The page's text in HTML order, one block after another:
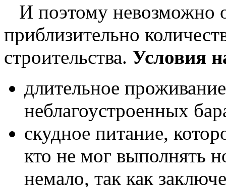
И поэтому невозможно
приблизительно
строительства. Условия
длительное
неблагоустроенных
скудное питание,
кто не мог выполнять
немало, так как